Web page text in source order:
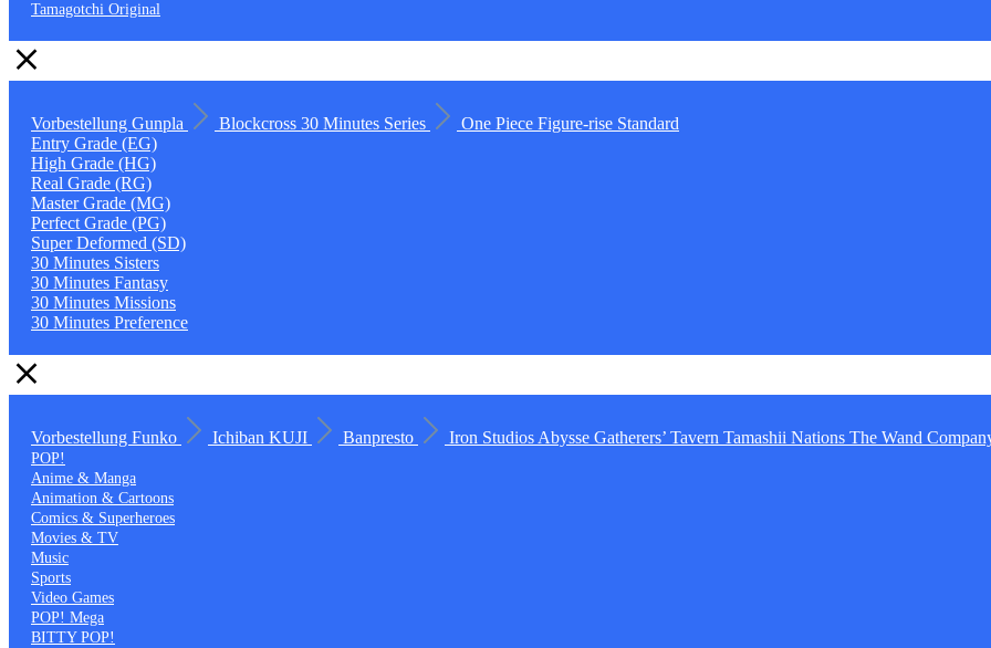
Tamagotchi Original
Vorbestellung Gunpla Blockcross 30 Minutes Series One Piece Figure-rise Standard
Entry Grade (EG)
High Grade (HG)
Real Grade (RG)
Master Grade (MG)
Perfect Grade (PG)
Super Deformed (SD)
30 Minutes Sisters
30 Minutes Fantasy
30 Minutes Missions
30 Minutes Preference
Vorbestellung Funko Ichiban KUJI Banpresto Iron Studios Abysse Gatherers’ Tavern Tamashii Nations The Wand
POP!
Anime & Manga
Animation & Cartoons
Comics & Superheroes
Movies & TV
Music
Sports
Video Games
POP! Mega
BITTY POP!